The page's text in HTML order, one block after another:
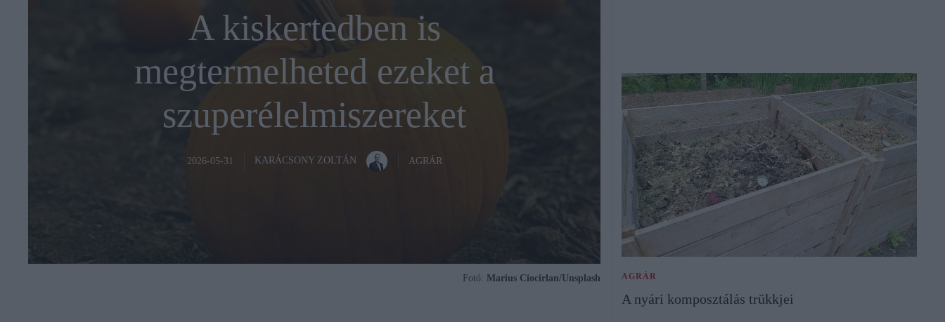
A kiskertedben is
megtermelheted ezeket a
szuperélelmiszereket
2026-05-31 KARÁCSONY ZOLTÁN AGRÁR
Fotó: Marius Ciocirlan/Unsplash AGRÁR
A nyári komposztálás trükkjei